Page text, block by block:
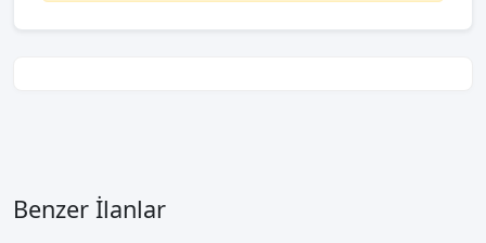
Benzer İlanlar